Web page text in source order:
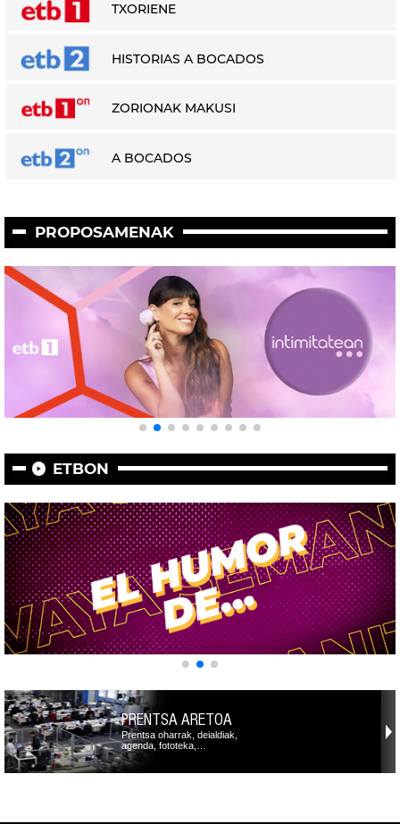
TXORIENE
HISTORIAS A BOCADOS
ZORIONAK MAKUSI
A BOCADOS
PROPOSAMENAK
ETBON
PRENTSA ARETOA
Prentsa oharrak, deialdiak,
agenda, fototeka,…